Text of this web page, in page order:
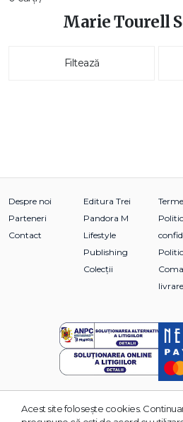
Marie Tourell
Filtează
Despre noi
Parteneri
Contact
Editura Trei
Pandora M
Lifestyle
Publishing
Colecții
© 2026 Grupul Editorial TREI.
Acest site foloseşte cookies.